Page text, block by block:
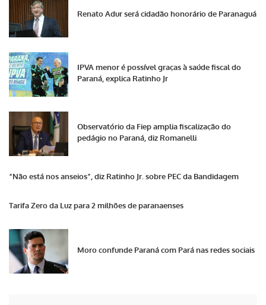
Renato Adur será cidadão honorário de Paranaguá
IPVA menor é possível graças à saúde fiscal do
Paraná, explica Ratinho Jr
Observatório da Fiep amplia fiscalização do
pedágio no Paraná, diz Romanelli
“Não está nos anseios”, diz Ratinho Jr. sobre PEC da Bandidagem
Tarifa Zero da Luz para 2 milhões de paranaenses
Moro confunde Paraná com Pará nas redes sociais